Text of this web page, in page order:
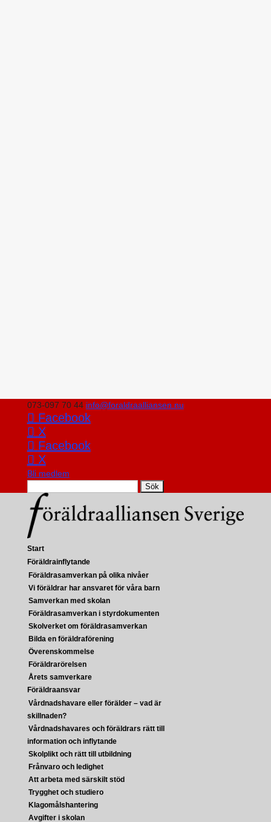
073-097 70 44 info@foraldraalliansen.nu
Facebook
X
Facebook
X
Bli medlem
Start
Föräldrainflytande
Föräldrasamverkan på olika nivåer
Vi föräldrar har ansvaret för våra barn
Samverkan med skolan
Föräldrasamverkan i styrdokumenten
Skolverket om föräldrasamverkan
Bilda en föräldraförening
Överenskommelse
Föräldrarörelsen
Årets samverkare
Föräldraansvar
Vårdnadshavare eller förälder – vad är
skillnaden?
Vårdnadshavares och föräldrars rätt till
information och inflytande
Skolplikt och rätt till utbildning
Frånvaro och ledighet
Att arbeta med särskilt stöd
Trygghet och studiero
Klagomålshantering
Avgifter i skolan